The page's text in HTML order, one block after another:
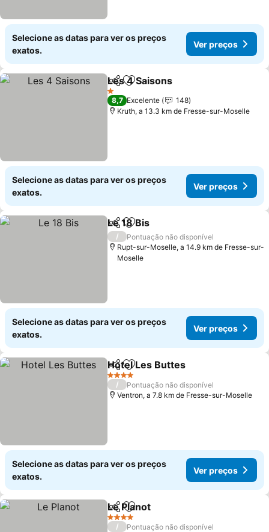
Selecione as datas para ver os preços
exatos.
Ver preços
PartilharAdicionar aos favoritos
Les 4 Saisons
1 Estrelas
8,7 Excelente
148
Kruth, a 13.3 km de Fresse-sur-Moselle
Selecione as datas para ver os preços
exatos.
Ver preços
PartilharAdicionar aos favoritos
Le 18 Bis
/
Pontuação não disponível
Rupt-sur-Moselle, a 14.9 km de Fresse-sur-
Moselle
Selecione as datas para ver os preços
exatos.
Ver preços
PartilharAdicionar aos favoritos
Hotel Les Buttes
4 Estrelas
/
Pontuação não disponível
Ventron, a 7.8 km de Fresse-sur-Moselle
Selecione as datas para ver os preços
exatos.
Ver preços
PartilharAdicionar aos favoritos
Le Planot
4 Estrelas
/
Pontuação não disponível